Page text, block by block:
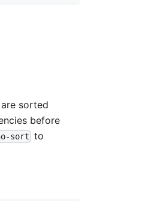
sorted
before
sort to